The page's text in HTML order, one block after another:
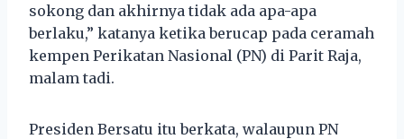
sokong dan akhirnya tidak ada apa-apa
berlaku,” katanya ketika berucap pada ceramah
kempen Perikatan Nasional (PN) di Parit Raja,
malam tadi.
Presiden Bersatu itu berkata, walaupun PN